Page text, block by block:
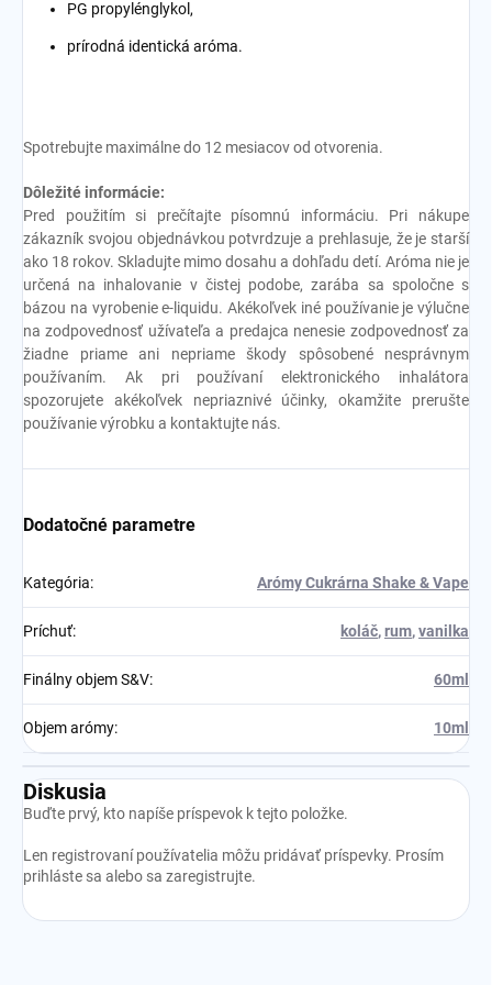
PG propylénglykol,
prírodná identická aróma.
Spotrebujte maximálne do 12 mesiacov od otvorenia.
Dôležité informácie:
Pred použitím si prečítajte písomnú informáciu. Pri nákupe
zákazník svojou objednávkou potvrdzuje a prehlasuje, že je starší
ako 18 rokov. Skladujte mimo dosahu a dohľadu detí. Aróma nie je
určená na inhalovanie v čistej podobe, zarába sa spoločne s
bázou na vyrobenie e-liquidu. Akékoľvek iné používanie je výlučne
na zodpovednosť užívateľa a predajca nenesie zodpovednosť za
žiadne priame ani nepriame škody spôsobené nesprávnym
používaním. Ak pri používaní elektronického inhalátora
spozorujete akékoľvek nepriaznivé účinky, okamžite prerušte
používanie výrobku a kontaktujte nás.
Dodatočné parametre
Kategória: Arómy Cukrárna Shake & Vape
Príchuť: koláč,rum,vanilka
Finálny objem S&V: 60ml
Objem arómy: 10ml
Diskusia
Buďte prvý, kto napíše príspevok k tejto položke.
Len registrovaní používatelia môžu pridávať príspevky. Prosím
prihláste sa alebo sa zaregistrujte.